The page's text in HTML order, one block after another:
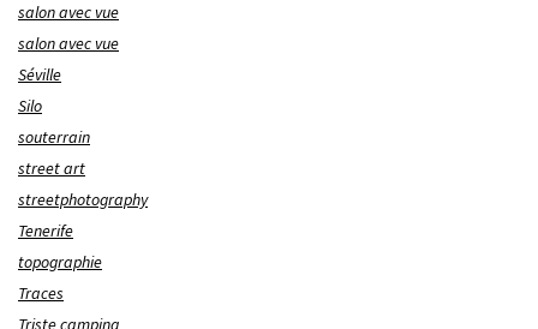
salon avec vue
salon avec vue
Séville
Silo
souterrain
street art
streetphotography
Tenerife
topographie
Traces